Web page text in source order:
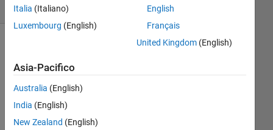
(30 giorni)
meno
recenti
Italia (Italiano)
Luxembourg (English)
English
Français
United Kingdom(English)
Asia-Pacifico
Australia (English)
India (English)
New Zealand (English)